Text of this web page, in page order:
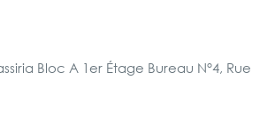
Bloc A 1er Étage Bureau N°4, Rue